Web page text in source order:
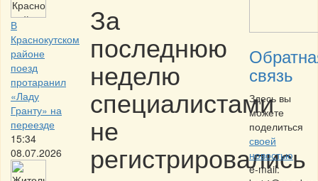
В
Краснокутском
районе
поезд
протаранил
«Ладу
Гранту» на
переезде
15:34
08.07.2026
За
последнюю
неделю
специалистами
не
регистрировались
связь
Здесь вы
можете
поделиться
своей
новостью
e-mail: